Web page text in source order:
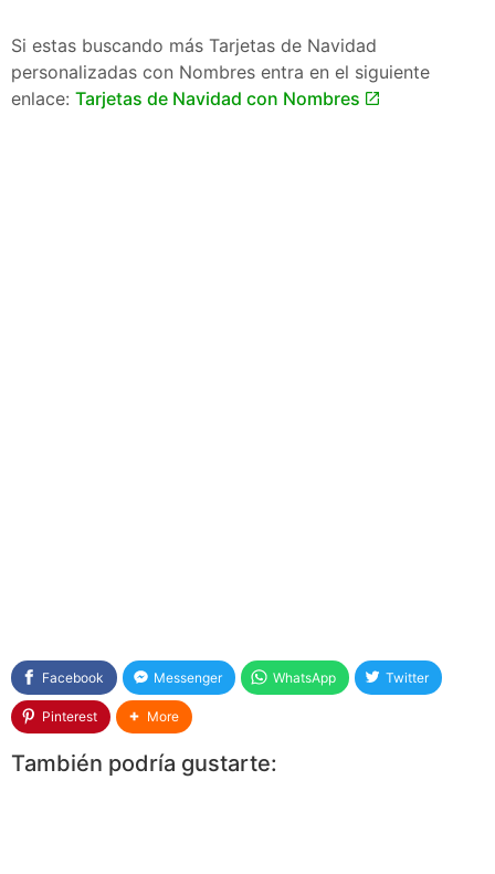
Si estas buscando más Tarjetas de Navidad
personalizadas con Nombres entra en el siguiente
enlace: Tarjetas de Navidad con Nombres
Facebook Messenger WhatsApp Twitter
Pinterest More
También podría gustarte: